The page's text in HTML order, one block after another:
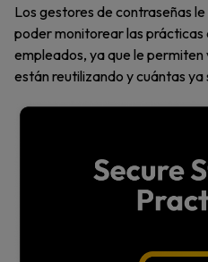
Los gestores de contraseñas
poder monitorear las prácticas
empleados, ya que le
están reutilizando y cuántas